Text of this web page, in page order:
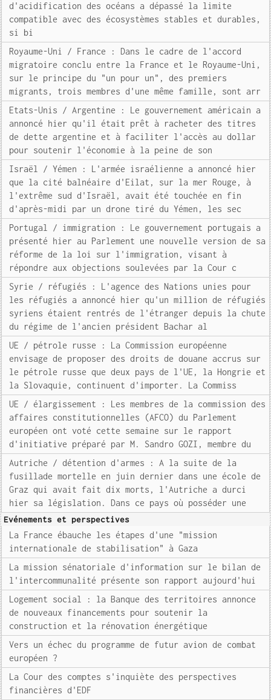
d'acidification des océans a dépassé la limite
compatible avec des écosystèmes stables et durables,
si bi
Royaume-Uni / France : Dans le cadre de l'accord
migratoire conclu entre la France et le Royaume-Uni,
sur le principe du "un pour un", des premiers
migrants, trois membres d'une même famille, sont arr
Etats-Unis / Argentine : Le gouvernement américain a
annoncé hier qu'il était prêt à racheter des titres
de dette argentine et à faciliter l'accès au dollar
pour soutenir l'économie à la peine de son
Israël / Yémen : L'armée israélienne a annoncé hier
que la cité balnéaire d'Eilat, sur la mer Rouge, à
l'extrême sud d'Israël, avait été touchée en fin
d'après-midi par un drone tiré du Yémen, les sec
Portugal / immigration : Le gouvernement portugais a
présenté hier au Parlement une nouvelle version de sa
réforme de la loi sur l'immigration, visant à
répondre aux objections soulevées par la Cour c
Syrie / réfugiés : L'agence des Nations unies pour
les réfugiés a annoncé hier qu'un million de réfugiés
syriens étaient rentrés de l'étranger depuis la chute
du régime de l'ancien président Bachar al
UE / pétrole russe : La Commission européenne
envisage de proposer des droits de douane accrus sur
le pétrole russe que deux pays de l'UE, la Hongrie et
la Slovaquie, continuent d'importer. La Commiss
UE / élargissement : Les membres de la commission des
affaires constitutionnelles (AFCO) du Parlement
européen ont voté cette semaine sur le rapport
d'initiative préparé par M. Sandro GOZI, membre du
Autriche / détention d'armes : A la suite de la
fusillade mortelle en juin dernier dans une école de
Graz qui avait fait dix morts, l'Autriche a durci
hier sa législation. Dans ce pays où posséder une
Evénements et perspectives
La France ébauche les étapes d'une "mission
internationale de stabilisation" à Gaza
La mission sénatoriale d'information sur le bilan de
l'intercommunalité présente son rapport aujourd'hui
Logement social : la Banque des territoires annonce
de nouveaux financements pour soutenir la
construction et la rénovation énergétique
Vers un échec du programme de futur avion de combat
européen ?
La Cour des comptes s'inquiète des perspectives
financières d'EDF